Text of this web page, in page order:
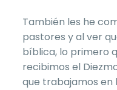
También les he
pastores y al ver
bíblica, lo primero
recibimos el
que trabajamos en